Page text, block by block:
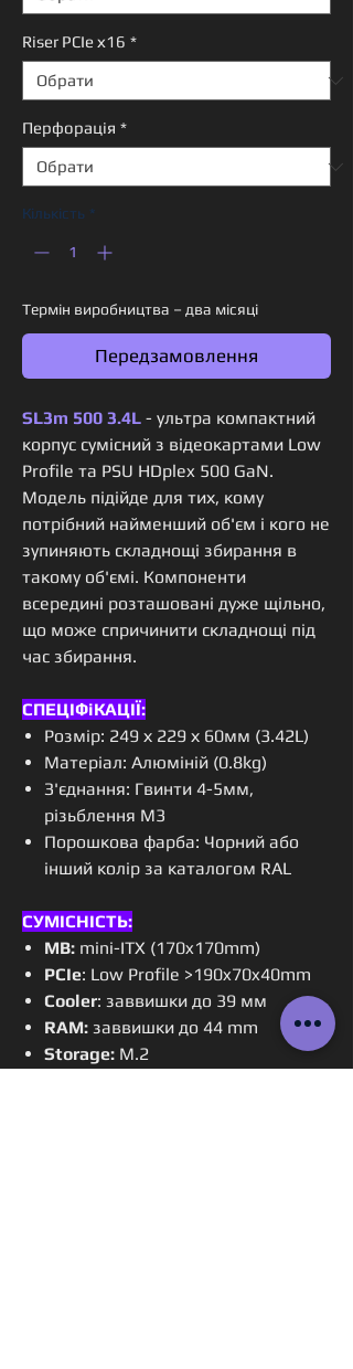
Riser PCIe х16 *
Перфорація *
Кількість *
Термін виробництва – два місяці
Передзамовлення
SL3m 500 3.4L - ультра компактний
корпус сумісний з відеокартами Low
Profile та PSU HDplex 500 GaN.
Модель підійде для тих, кому
потрібний найменший об'єм і кого не
зупиняють складнощі збирання в
такому об'ємі. Компоненти
всередині розташовані дуже щільно,
що може спричинити складнощі під
час збирання.
СПЕЦІФіКАЦІЇ:
Розмір: 249 х 229 х 60мм (3.42L)
Матеріал: Алюміній (0.8kg)
З'єднання: Гвинти 4-5мм,
різьблення М3
Порошкова фарба: Чорний або
інший колір за каталогом RAL
СУМІСНІСТЬ:
MB: mini-ITX (170x170mm)
PCIe: Low Profile >190x70x40mm
Cooler: заввишки до 39 мм
RAM: заввишки до 44 mm
Storage: M.2